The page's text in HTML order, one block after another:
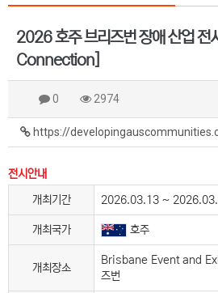
2026 호주 브리즈번 장애 산업
Connection]
0 2974
https://
전시안내
개최기간
2026.03.13 ~
개최국가 호주
개최장소
Brisbane Event and
즈번